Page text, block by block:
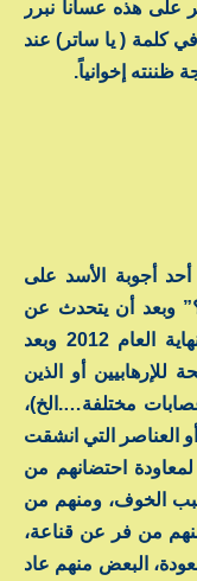
على هذه عسانا نبرر
كلمة ( يا ساتر) عند
ظننته إخوانياً.
أحد أجوبة الأسد على
وبعد أن يتحدث عن
المرحلتين الأولى والثانية، يقول: (حتى نهاية العام 2012 وبعد
أو الذين
مختلفة….الخ)،
العناصر التي انشقت
احتضانهم من
الخوف، ومنهم من
من فر عن قناعة،
البعض منهم عاد